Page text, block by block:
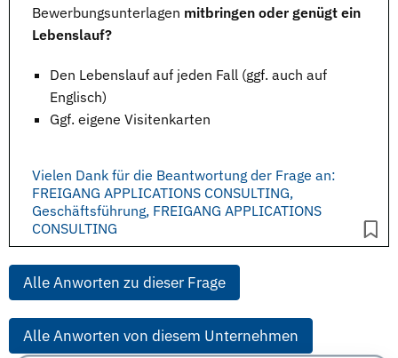
Bewerbungsunterlagen mitbringen oder genügt ein
Lebenslauf?
Den Lebenslauf auf jeden Fall (ggf. auch auf
Englisch)
Ggf. eigene Visitenkarten
Vielen Dank für die Beantwortung der Frage an:
FREIGANG APPLICATIONS CONSULTING,
Geschäftsführung, FREIGANG APPLICATIONS
CONSULTING
Alle Anworten zu dieser Frage
Alle Anworten von diesem Unternehmen